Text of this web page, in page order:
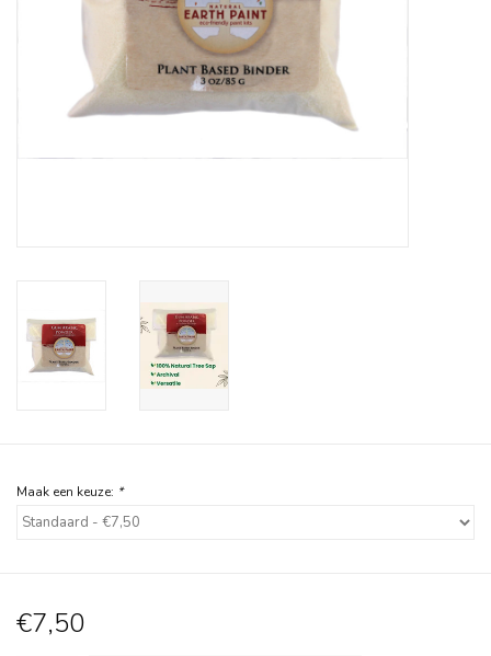
Recepten
Tips & Tricks
Maak een keuze: *
€7,50